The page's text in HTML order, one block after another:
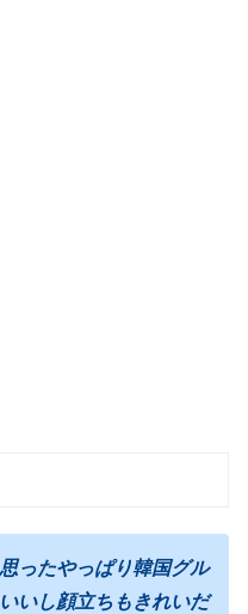
ったやっぱり韓国グル
いし顔立ちもきれいだ